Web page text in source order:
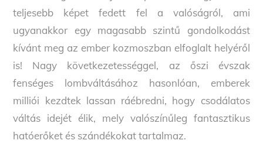
teljesebb képet fedett fel a valóságról, ami
ugyanakkor egy magasabb szintű gondolkodást
kívánt meg az ember kozmoszban elfoglalt helyéről
is! Nagy következetességgel, az őszi évszak
fenséges lombváltásához hasonlóan, emberek
milliói kezdtek lassan ráébredni, hogy csodálatos
váltás idejét élik, mely valószínűleg fantasztikus
hatóerőket és szándékokat tartalmaz.